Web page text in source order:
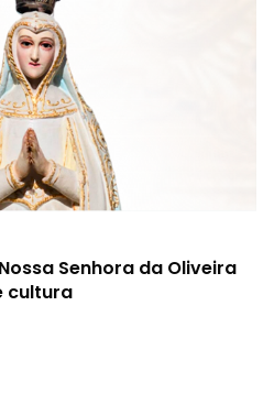
Senhora da Oliveira
cultura